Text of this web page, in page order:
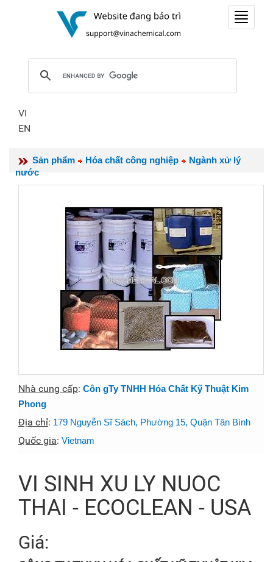
Toggle
VI
EN
Sản phẩm Hóa chất công nghiệp
Ngành xử lý
nước
Nhà cung cấp: Côn gTy TNHH Hóa Chất Kỹ Thuật Kim
Phong
Địa chỉ: 179 Nguyễn Sĩ Sách, Phường 15, Quận Tân Bình
Quốc gia: Vietnam
VI SINH XU LY NUOC
THAI - ECOCLEAN - USA
Giá: